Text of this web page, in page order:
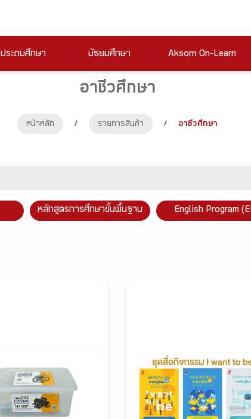
ประถมศึกษา มัธยมศึกษา Aksorn On-Learn
อาชีวศึกษา
หน้าหลัก / รายการสินค้า / อาชีวศึกษา
หลักสูตรการศึกษาขั้นพื้นฐาน English Program